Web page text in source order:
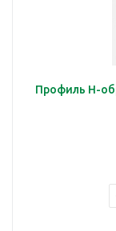
Профиль H-